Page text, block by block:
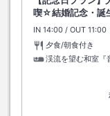
喫☆結婚記念・誕
IN チェックイン
14:00 / OUT チェ
11:00
夕食/朝食付き
渓流を望む和室『